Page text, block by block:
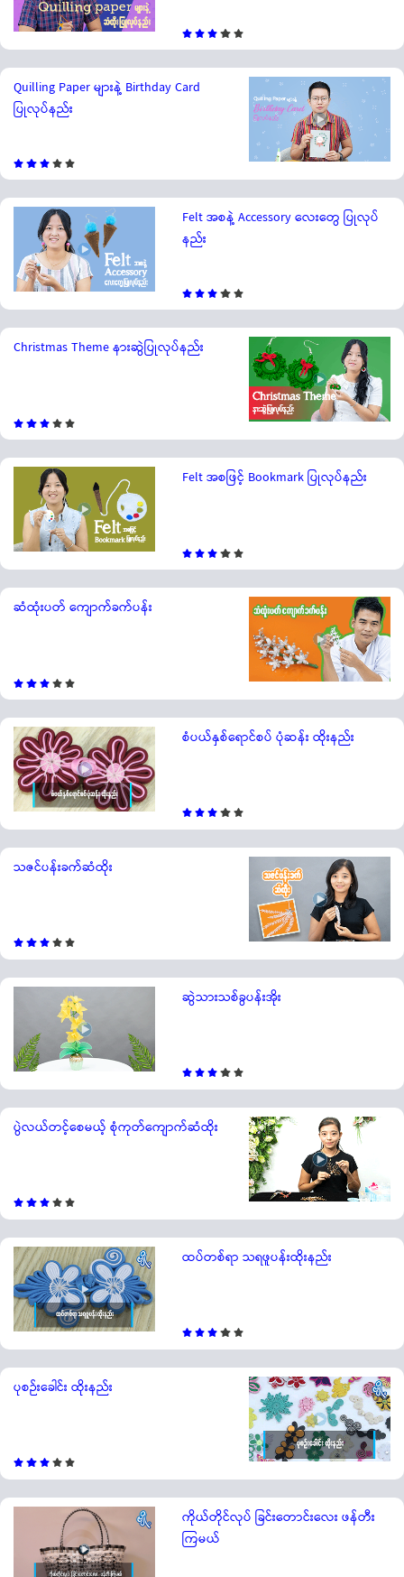
Quilling Paper များနဲ့ Birthday Card
ပြုလုပ်နည်း
Felt အစနဲ့ Accessory လေးတွေ ပြုလုပ်
နည်း
Christmas Theme နားဆွဲပြုလုပ်နည်း
Felt အစဖြင့် Bookmark ပြုလုပ်နည်း
ဆံထုံးပတ် ကျောက်ခက်ပန်း
စံပယ်နှစ်ရောင်စပ် ပုံဆန်း ထိုးနည်း
သဇင်ပန်းခက်ဆံထိုး
ဆွဲသားသစ်ခွပန်းအိုး
ပွဲလယ်တင့်စေမယ့် စုံကုတ်ကျောက်ဆံထိုး
ထပ်တစ်ရာ သရဖူပန်းထိုးနည်း
ပုစဉ်းခေါင်း ထိုးနည်း
ကိုယ်တိုင်လုပ် ခြင်းတောင်းလေး ဖန်တီး
ကြမယ်